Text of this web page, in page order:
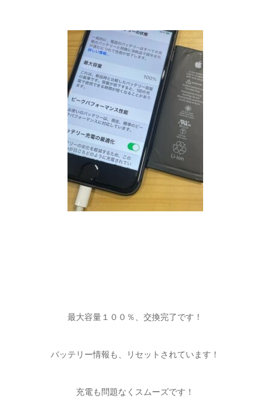
最大容量１００％、交換完了です！
バッテリー情報も、リセットされています！
充電も問題なくスムーズです！